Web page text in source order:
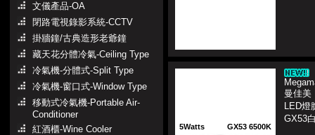
文儀產品-OA
閉路電視錄影系統-CCTV
掛牆鐘/古典造形老爺鐘
藏天花分體冷氣-Ceiling Type
冷氣機-分體式-Split Type
冷氣機-窗口式-Window Type
移動式冷氣機-Portable Air-
Conditioner
紅酒櫃-Wine Cooler
5Watts GX53 6500K
曼佳美
LED燈
GX53